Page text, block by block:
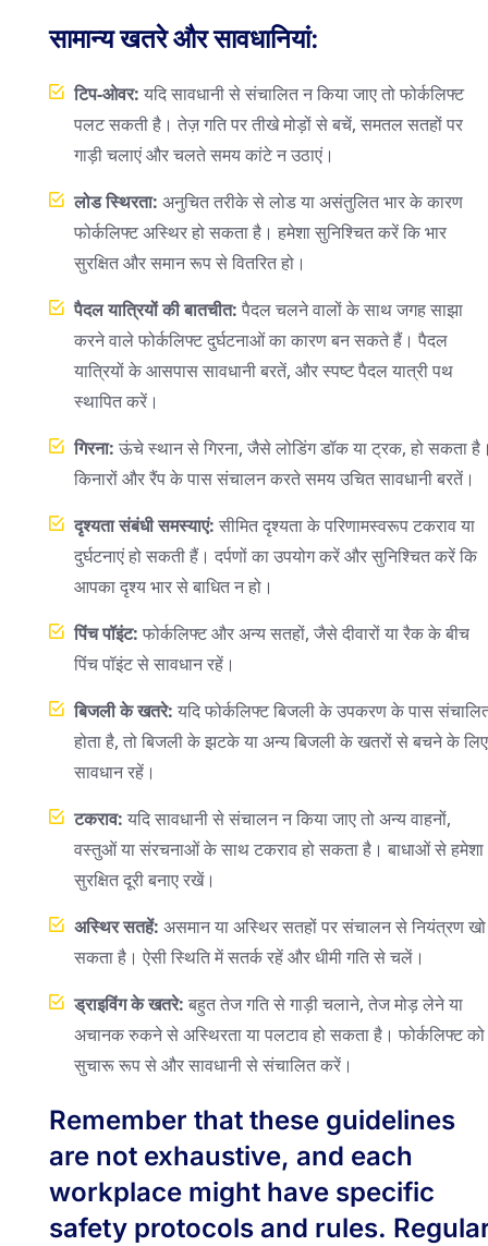
सामान्य खतरे और सावधानियां:
टिप-ओवर: यदि सावधानी से संचालित न किया जाए तो फोर्कलिफ्ट
पलट सकती है। तेज़ गति पर तीखे मोड़ों से बचें, समतल सतहों पर
गाड़ी चलाएं और चलते समय कांटे न उठाएं।
लोड स्थिरता: अनुचित तरीके से लोड या असंतुलित भार के कारण
फोर्कलिफ्ट अस्थिर हो सकता है। हमेशा सुनिश्चित करें कि भार
सुरक्षित और समान रूप से वितरित हो।
पैदल यात्रियों की बातचीत: पैदल चलने वालों के साथ जगह साझा
करने वाले फोर्कलिफ्ट दुर्घटनाओं का कारण बन सकते हैं। पैदल
यात्रियों के आसपास सावधानी बरतें, और स्पष्ट पैदल यात्री पथ
स्थापित करें।
गिरना: ऊंचे स्थान से गिरना, जैसे लोडिंग डॉक या ट्रक, हो सकता
किनारों और रैंप के पास संचालन करते समय उचित सावधानी बरतें।
दृश्यता संबंधी समस्याएं: सीमित दृश्यता के परिणामस्वरूप टकराव या
दुर्घटनाएं हो सकती हैं। दर्पणों का उपयोग करें और सुनिश्चित करें कि
आपका दृश्य भार से बाधित न हो।
पिंच पॉइंट: फोर्कलिफ्ट और अन्य सतहों, जैसे दीवारों या रैक के बीच
पिंच पॉइंट से सावधान रहें।
बिजली के खतरे: यदि फोर्कलिफ्ट बिजली के उपकरण के पास
होता है, तो बिजली के झटके या अन्य बिजली के खतरों से बचने के लिए
सावधान रहें।
टकराव: यदि सावधानी से संचालन न किया जाए तो अन्य वाहनों,
वस्तुओं या संरचनाओं के साथ टकराव हो सकता है। बाधाओं से हमेशा
सुरक्षित दूरी बनाए रखें।
अस्थिर सतहें: असमान या अस्थिर सतहों पर संचालन से नियंत्रण खो
सकता है। ऐसी स्थिति में सतर्क रहें और धीमी गति से चलें।
ड्राइविंग के खतरे: बहुत तेज गति से गाड़ी चलाने, तेज मोड़ लेने या
अचानक रुकने से अस्थिरता या पलटाव हो सकता है। फोर्कलिफ्ट को
सुचारू रूप से और सावधानी से संचालित करें।
Remember that these guidelines
are not exhaustive, and each
workplace might have specific
safety protocols and rules.